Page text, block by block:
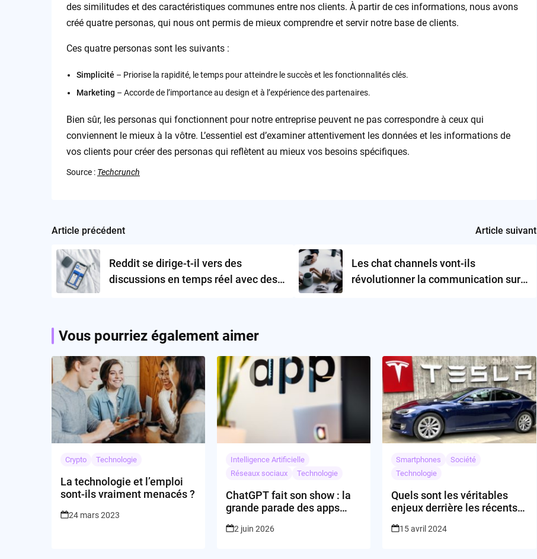
des similitudes et des caractéristiques communes entre nos clients. À partir de ces informations, nous avons
créé quatre personas, qui nous ont permis de mieux comprendre et servir notre base de clients.
Ces quatre personas sont les suivants :
Simplicité – Priorise la rapidité, le temps pour atteindre le succès et les fonctionnalités clés.
Marketing – Accorde de l’importance au design et à l’expérience des partenaires.
Bien sûr, les personas qui fonctionnent pour notre entreprise peuvent ne pas correspondre à ceux qui
conviennent le mieux à la vôtre. L’essentiel est d’examiner attentivement les données et les informations de
vos clients pour créer des personas qui reflètent au mieux vos besoins spécifiques.
Source : Techcrunch
Post
navigation
Article précédent
Reddit se dirige-t-il vers des
discussions en temps réel avec des
Article suivant
Les chat channels vont-ils
révolutionner la communication sur
Vous pourriez également aimer
Crypto Technologie
La technologie et l’emploi
sont-ils vraiment menacés ?
24 mars 2023
Intelligence Artificielle
Réseaux sociaux
Technologie
ChatGPT fait son show : la
grande parade des apps
2 juin 2026
Smartphones
Société
Technologie
Quels sont les véritables
enjeux derrière les récents
Tesla?
15 avril 2024